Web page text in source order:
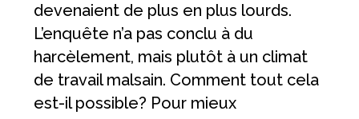
devenaient de plus en plus lourds.
L’enquête n’a pas conclu à du
harcèlement, mais plutôt à un climat
de travail malsain. Comment tout cela
est-il possible? Pour mieux